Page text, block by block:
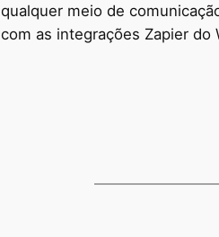
qualquer meio de
com as integrações Zapier do